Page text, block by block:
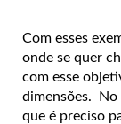
Com esses
onde se quer
com esse
dimensões. No
que é preciso